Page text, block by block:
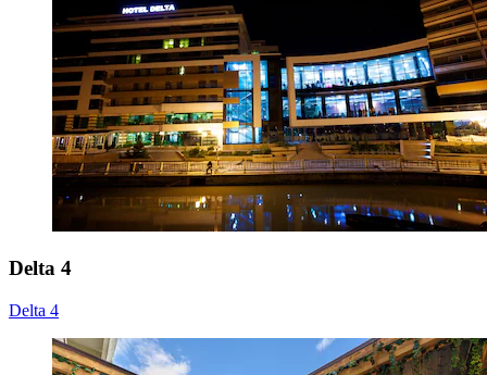
Delta 4
Delta 4